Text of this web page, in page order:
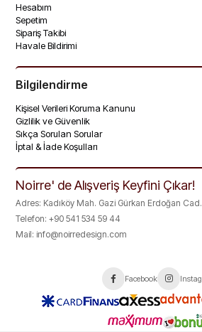
Hesabım
Sepetim
Sipariş Takibi
Havale Bildirimi
Bilgilendirme
Kişisel Verileri Koruma Kanunu
Gizlilik ve Güvenlik
Sıkça Sorulan Sorular
İptal & İade Koşulları
Noirre' de Alışveriş Keyfini Çıkar!
Adres: Kadıköy Mah. Gazi Gürkan Erdoğan
Telefon: +90 541 534 59 44
Mail: info@noirredesign.com
Facebook